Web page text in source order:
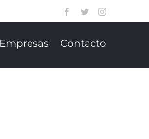
Facebook
TwitterInstagram
Empresas Contacto